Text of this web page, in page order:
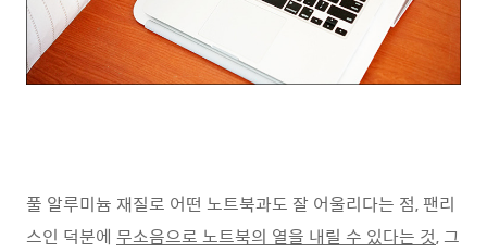
풀 알루미늄 재질로 어떤 노트북과도 잘 어울리다는 점, 팬리
스인 덕분에 무소음으로 노트북의 열을 내릴 수 있다는 것, 그